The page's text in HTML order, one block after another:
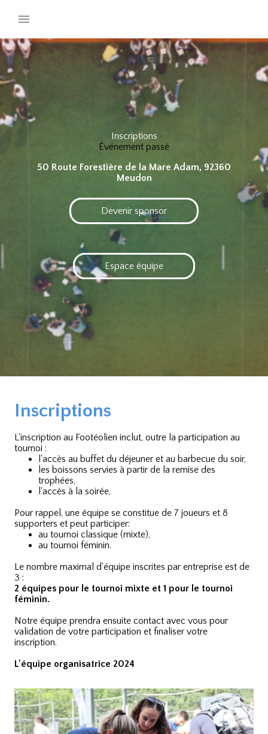
Inscriptions
Événement passé
50 Route Forestière de la Mare Adam, 92360
Meudon
Devenir sponsor
Espace équipe
Inscriptions
L'inscription au Footéolien inclut, outre la participation au
tournoi :
l'accès au buffet du déjeuner et au barbecue du soir,
les boissons servies à partir de la remise des
trophées,
l'accès à la soirée,
Pour rappel, une équipe se constitue de 7 joueurs et 8
supporters et peut participer:
au tournoi classique (mixte),
au tournoi féminin.
Le nombre maximal d'équipe inscrites par entreprise est de
3 :
2 équipes pour le tournoi mixte et 1 pour le tournoi
féminin.
Notre équipe prendra ensuite contact avec vous pour
validation de votre participation et finaliser votre
inscription.
L'équipe organisatrice 2024